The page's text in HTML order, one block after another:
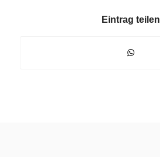
Eintrag teilen